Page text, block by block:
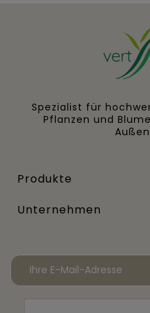
Spezialist für
Pflanzen und
Produkte
Unternehmen